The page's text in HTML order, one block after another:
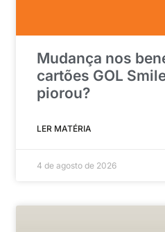
Mudança nos
cartões GOL
piorou?
LER MATÉRIA
4 de agosto de 2026